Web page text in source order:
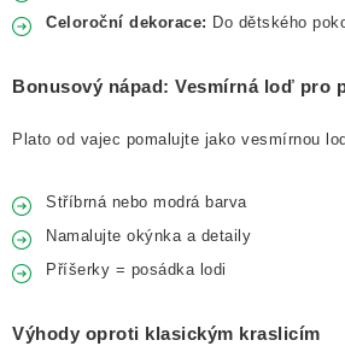
Celoroční dekorace: Do dětského
Bonusový nápad: Vesmírná loď pro
Plato od vajec pomalujte jako vesmírnou
Stříbrná nebo modrá barva
Namalujte okýnka a detaily
Příšerky = posádka lodi
Výhody oproti klasickým kraslicím